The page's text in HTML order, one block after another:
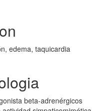
edema, taquicardia
beta-adrenérgicos